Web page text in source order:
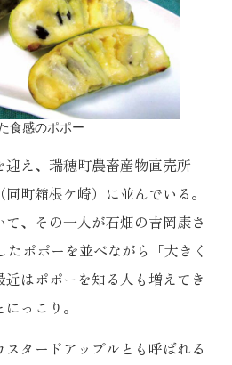
食感のポポー
え、瑞穂町農畜産物直売所
同町箱根ケ崎）に並んでいる。
、その一人が石畑の吉岡康さ
ポポーを並べながら「大きく
はポポーを知る人も増えてき
っこり。
タードアップルとも呼ばれる